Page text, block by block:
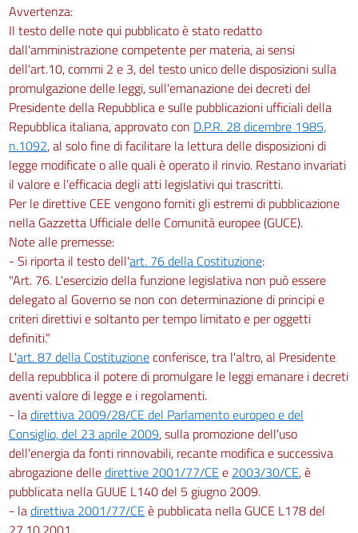
Avvertenza:
Il testo delle note qui pubblicato è stato redatto
dall'amministrazione competente per materia, ai sensi
dell'art.10, commi 2 e 3, del testo unico delle disposizioni sulla
promulgazione delle leggi, sull'emanazione dei decreti del
Presidente della Repubblica e sulle pubblicazioni ufficiali della
Repubblica italiana, approvato con D.P.R. 28 dicembre 1985,
n.1092, al solo fine di facilitare la lettura delle disposizioni di
legge modificate o alle quali è operato il rinvio. Restano invariati
il valore e l'efficacia degli atti legislativi qui trascritti.
Per le direttive CEE vengono forniti gli estremi di pubblicazione
nella Gazzetta Ufficiale delle Comunità europee (GUCE).
Note alle premesse:
- Si riporta il testo dell'art. 76 della Costituzione:
"Art. 76. L'esercizio della funzione legislativa non può essere
delegato al Governo se non con determinazione di principi e
criteri direttivi e soltanto per tempo limitato e per oggetti
definiti."
L'art. 87 della Costituzioneconferisce, tra l'altro, al Presidente
della repubblica il potere di promulgare le leggi emanare i decreti
aventi valore di legge e i regolamenti.
- ladirettiva 2009/28/CE del Parlamento europeo e del
Consiglio, del 23 aprile 2009, sulla promozione dell'uso
dell'energia da fonti rinnovabili, recante modifica e successiva
abrogazione delledirettive 2001/77/CE e 2003/30/CE, è
pubblicata nella GUUE L140 del 5 giugno 2009.
- ladirettiva 2001/77/CE è pubblicata nella GUCE L178 del